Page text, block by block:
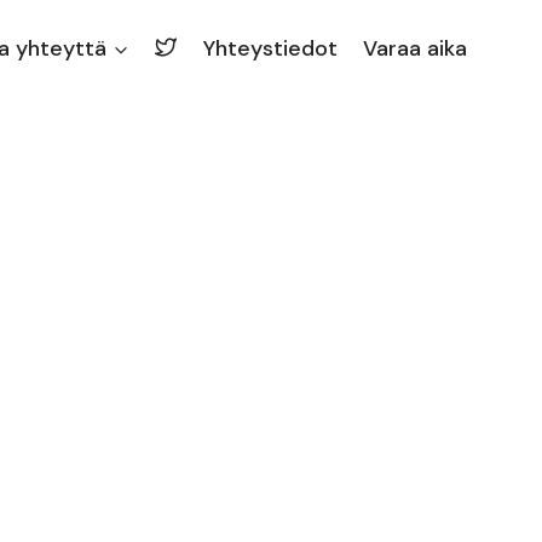
yhteyttä Yhteystiedot Varaa aika